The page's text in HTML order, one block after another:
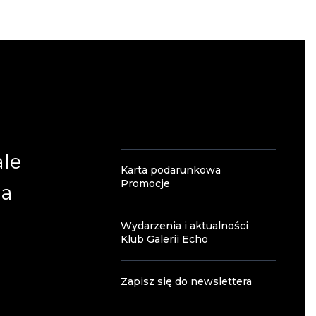
Karta podarunkowa
Promocje
Wydarzenia i aktualności
Klub Galerii Echo
Zapisz się do newslettera